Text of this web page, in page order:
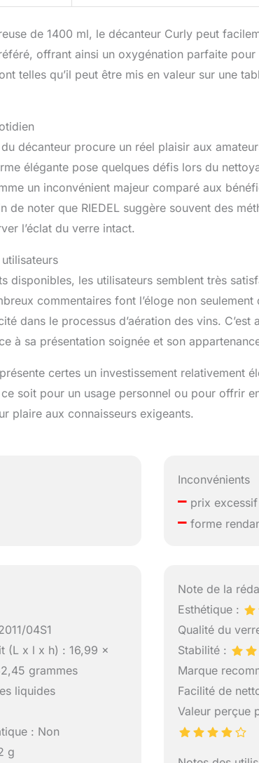
de 1400 ml, le décanteur Curly peut
offrant ainsi un oxygénation parfaite pour
telles qu’il peut être mis en valeur sur une
du décanteur procure un réel plaisir aux
élégante pose quelques défis lors du
un inconvénient majeur comparé aux
de noter que RIEDEL suggère souvent des
l’éclat du verre intact.
disponibles, les utilisateurs semblent très
commentaires font l’éloge non
dans le processus d’aération des vins. C’est
à sa présentation soignée et son
certes un investissement relativement
soit pour un usage personnel ou pour offrir
plaire aux connaisseurs exigeants.
Inconvénients
– prix excessif
– forme
04S1
(L x l x h) : 16,99 x
grammes
liquides
: Non
g
Note de la
Esthétique :
Qualité du
Stabilité :
Marque
Facilité de
Valeur perçue